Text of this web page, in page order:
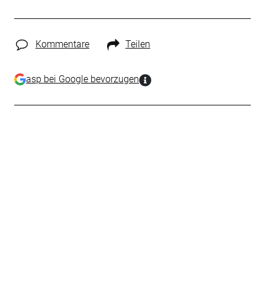
Kommentare Teilen
asp bei Google bevorzugen